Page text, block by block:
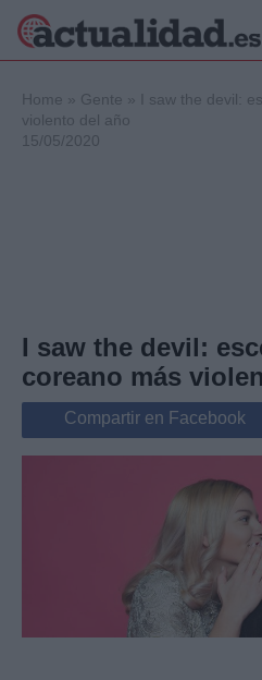
Internacional
Viajes
Home » Gente »
I saw the devil:
violento del año
15/05/2020
I saw the devil:
coreano más
Compartir en Facebook